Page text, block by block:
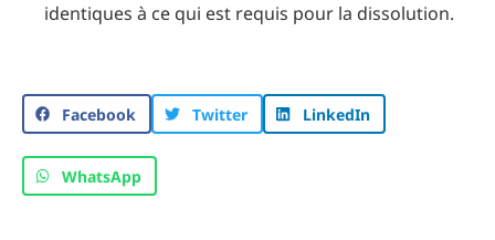
identiques à ce qui est requis pour la dissolution.
Facebook Twitter LinkedIn
WhatsApp